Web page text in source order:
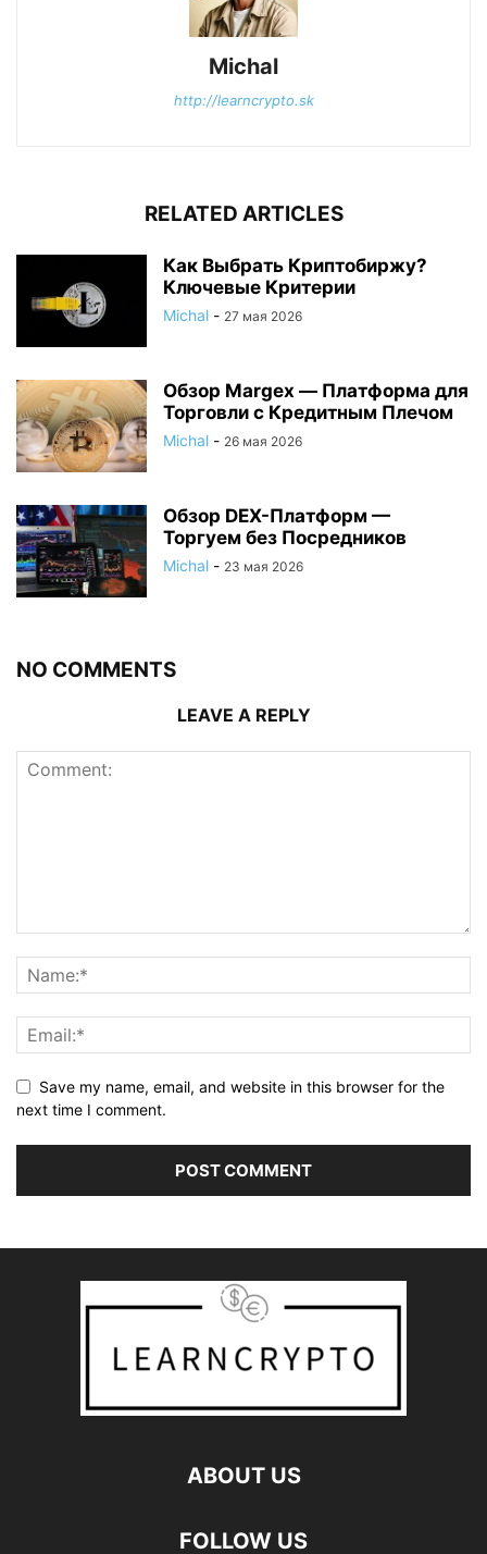
Michal
http://learncrypto.sk
RELATED ARTICLES
Как Выбрать Криптобиржу?
Ключевые Критерии
Michal - 27 мая 2026
Обзор Margex — Платформа для
Торговли с Кредитным Плечом
Michal - 26 мая 2026
Обзор DEX-Платформ —
Торгуем без Посредников
Michal - 23 мая 2026
NO COMMENTS
LEAVE A REPLY
Save my name, email, and website in this browser for the
next time I comment.
ABOUT US
FOLLOW US